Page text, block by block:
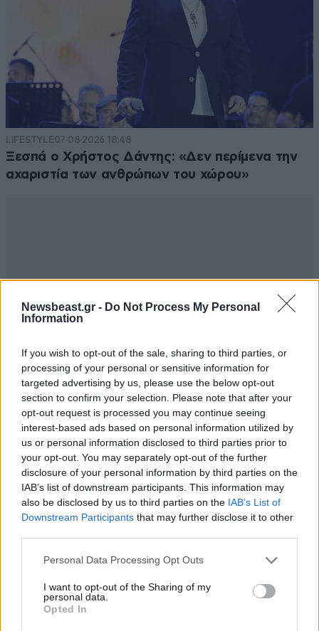
Newsbeast.gr - Do Not Process My Personal
Information
If you wish to opt-out of the sale, sharing to third parties, or
processing of your personal or sensitive information for
targeted advertising by us, please use the below opt-out
section to confirm your selection. Please note that after your
opt-out request is processed you may continue seeing
interest-based ads based on personal information utilized by
us or personal information disclosed to third parties prior to
your opt-out. You may separately opt-out of the further
disclosure of your personal information by third parties on the
IAB’s list of downstream participants. This information may
also be disclosed by us to third parties on the IAB’s List of
Downstream Participants that may further disclose it to other
Please note that this website/app uses one or more Google
not limited to your visit or usage behaviour. You may click to
grant or deny consent to Google and its third-party tags to
use your data for below specified purposes in below Google
Personal Data Processing Opt Outs
I want to opt-out of the Sharing of my
personal data.
Opted In
LIFESTYLE07·08·2026 18:48
Ξεσπά ο Χρήστος Δάντης: «Δεν περίμενα την
αχαριστία των ανθρώπων του χώρου»